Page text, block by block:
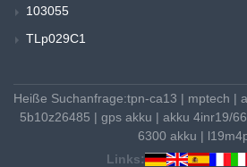
103055
TLp029C1
Heiße Suchanfrage:tpn-ca13 | mptech |
5b10z26485 | gps akku | akku 4inr19/66
6300 akku |
Links: